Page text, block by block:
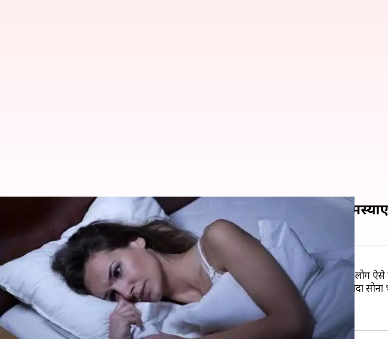
ज्यादा सोना है सेहत के लिए हानिकारक, हो सकती है ये गंभीर समस्याएं
Dec 06, 2019 07:50 pm
क्या है खबर?
आज के समय में लोगों के पास समय की कमी होने के कारण वे पूरी नींद ले पाते हैं, लेकिन वहीं कुछ लोग ऐसे
सोना सेहत के लिए जरूरी है, लेकिन किसी भी चीज की अधिकता अच्छी नहीं होती। इसी प्रकार ज्यादा
सकती हैं।